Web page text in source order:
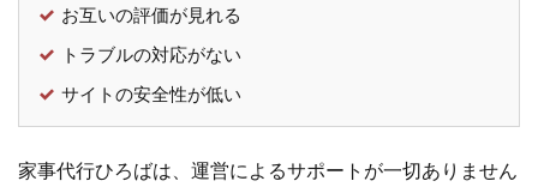
ッ
ト
ブ
お互いの評価が見れる
トラブルの対応がない
サイトの安全性が低い
家事代行ひろばは、運営によるサポートが一切ありません